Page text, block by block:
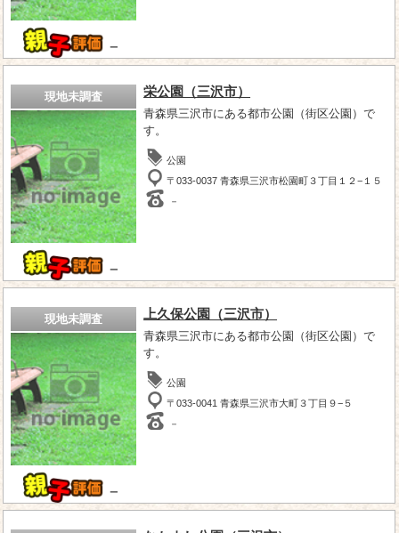
－
現地未調査
－
栄公園（三沢市）
青森県三沢市にある都市公園（街区公園）で
す。
公園
〒033-0037 青森県三沢市松園町３丁目１２−１５
－
現地未調査
－
上久保公園（三沢市）
青森県三沢市にある都市公園（街区公園）で
す。
公園
〒033-0041 青森県三沢市大町３丁目９−５
－